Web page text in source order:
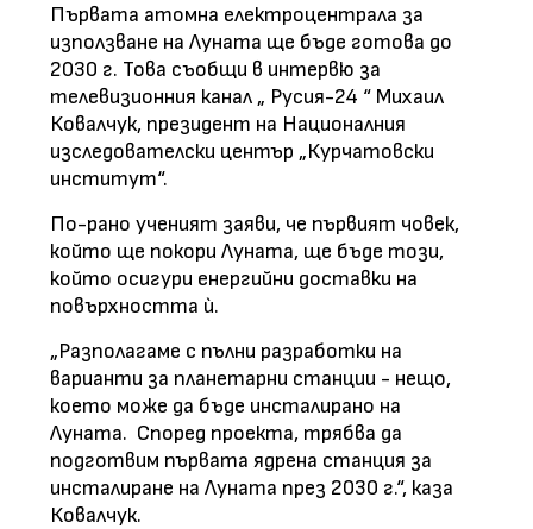
Първата атомна електроцентрала за
използване на Луната ще бъде готова до
2030 г. Това съобщи в интервю за
телевизионния канал „ Русия-24 “ Михаил
Ковалчук, президент на Националния
изследователски център „Курчатовски
институт“.
По-рано ученият заяви, че първият човек,
който ще покори Луната, ще бъде този,
който осигури енергийни доставки на
повърхността ѝ.
„Разполагаме с пълни разработки на
варианти за планетарни станции - нещо,
което може да бъде инсталирано на
Луната. Според проекта, трябва да
подготвим първата ядрена станция за
инсталиране на Луната през 2030 г.“, каза
Ковалчук.